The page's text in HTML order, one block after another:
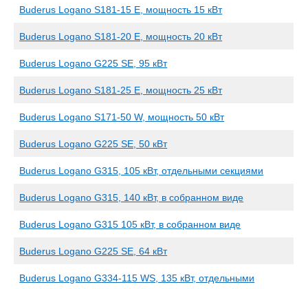
Buderus Logano S181-15 E, мощность 15 кВт
Buderus Logano S181-20 E, мощность 20 кВт
Buderus Logano G225 SE, 95 кВт
Buderus Logano S181-25 E, мощность 25 кВт
Buderus Logano S171-50 W, мощность 50 кВт
Buderus Logano G225 SE, 50 кВт
Buderus Logano G315, 105 кВт, отдельными секциями
Buderus Logano G315, 140 кВт, в собранном виде
Buderus Logano G315 105 кВт, в собранном виде
Buderus Logano G225 SE, 64 кВт
Buderus Logano G334-115 WS, 135 кВт, отдельными